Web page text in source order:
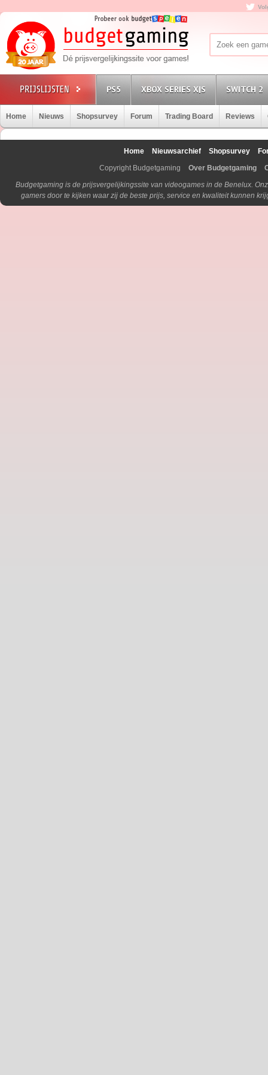
PS5 XBOX SERIES X|S SWITCH 2
Home Nieuws Shopsurvey Forum Trading Board Reviews
Home Nieuwsarchief Shopsurvey
Copyright Budgetgaming
Over Budgetgaming
Budgetgaming is de prijsvergelijkingssite van videogames in de Benelux.
gamers door te kijken waar zij de beste prijs, service en kwaliteit kunnen